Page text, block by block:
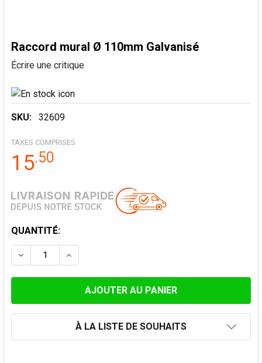
Raccord mural Ø 110mm Galvanisé
Écrire une critique
SKU: 32609
TAXES COMPRISES
15.50
STOCK
ACTUEL:
QUANTITÉ:
DIMINUER LA QUANTITÉ DE RACCORD MURAL Ø
AUGMENTER LA QUANTITÉ DE RACCORD
À LA LISTE DE SOUHAITS